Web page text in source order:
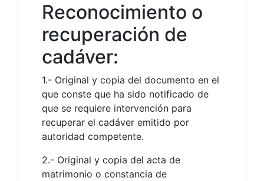
Reconocimiento o
recuperación de
cadáver:
1.- Original y copia del documento en el
que conste que ha sido notificado de
que se requiere intervención para
recuperar el cadáver emitido por
autoridad competente.
2.- Original y copia del acta de
matrimonio o constancia de